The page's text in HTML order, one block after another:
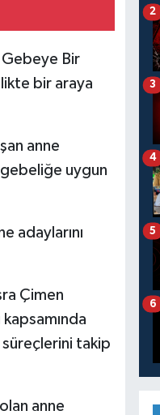
Gebeye Bir
bir araya
anne
uygun
adaylarını
Çimen
takip
anne
2
3
4
5
6